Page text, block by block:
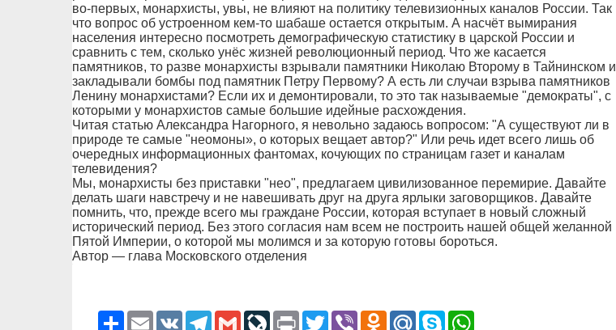
во-первых, монархисты, увы, не влияют на политику телевизионных каналов России. Так
что вопрос об устроенном кем-то шабаше остается открытым. А насчёт вымирания
населения интересно посмотреть демографическую статистику в царской России и
сравнить с тем, сколько унёс жизней революционный период. Что же касается
памятников, то разве монархисты взрывали памятники Николаю Второму в Тайнинском и
закладывали бомбы под памятник Петру Первому? А есть ли случаи взрыва памятников
Ленину монархистами? Если их и демонтировали, то это так называемые "демократы", с
которыми у монархистов самые большие идейные расхождения.
Читая статью Александра Нагорного, я невольно задаюсь вопросом: "А существуют ли в
природе те самые "неомоны», о которых вещает автор?" Или речь идет всего лишь об
очередных информационных фантомах, кочующих по страницам газет и каналам
телевидения?
Мы, монархисты без приставки "нео", предлагаем цивилизованное перемирие. Давайте
делать шаги навстречу и не навешивать друг на друга ярлыки заговорщиков. Давайте
помнить, что, прежде всего мы граждане России, которая вступает в новый сложный
исторический период. Без этого согласия нам всем не построить нашей общей желанной
Пятой Империи, о которой мы молимся и за которую готовы бороться.
Автор — глава Московского отделения
РесурсEmail VK Telegram
GmailLiveJournal
Print TwitterViber Odnoklassniki
Mail.RuSkypeWhatsApp